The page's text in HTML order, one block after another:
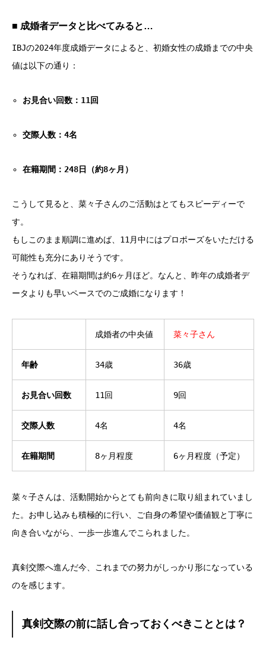
■ 成婚者データと比べてみると…
IBJの2024年度成婚データによると、初婚女性の成婚までの中央
値は以下の通り：
お見合い回数：11回
交際人数：4名
在籍期間：248日（約8ヶ月）
こうして見ると、菜々子さんのご活動はとてもスピーディーで
す。
もしこのまま順調に進めば、11月中にはプロポーズをいただける
可能性も充分にありそうです。
そうなれば、在籍期間は約6ヶ月ほど。なんと、昨年の成婚者デ
ータよりも早いペースでのご成婚になります！
成婚者の中央値 菜々子さん
年齢 34歳 36歳
お見合い回数 11回 9回
交際人数 4名 4名
在籍期間 8ヶ月程度 6ヶ月程度（予定）
菜々子さんは、活動開始からとても前向きに取り組まれていまし
た。お申し込みも積極的に行い、ご自身の希望や価値観と丁寧に
向き合いながら、一歩一歩進んでこられました。
真剣交際へ進んだ今、これまでの努力がしっかり形になっている
のを感じます。
真剣交際の前に話し合っておくべきこととは？